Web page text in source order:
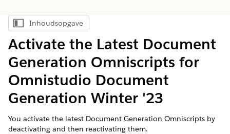
Inhoudsopgave weergeven
Inhoudsopgave
Activate the Latest Document
Generation Omniscripts for
Omnistudio Document
Generation Winter '23
You activate the latest Document Generation Omniscripts by
deactivating and then reactivating them.